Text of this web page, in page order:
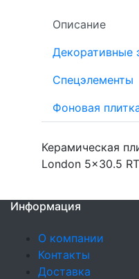
Описание
Декоративные
Спецэлементы
Фоновая
Керамическая
London 5x30.5
Информация
О компании
Контакты
Доставка